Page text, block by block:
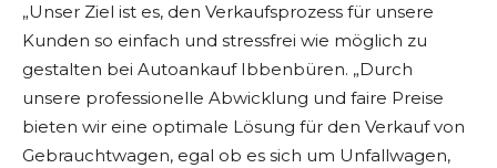
„Unser Ziel ist es, den Verkaufsprozess für unsere
Kunden so einfach und stressfrei wie möglich zu
gestalten bei Autoankauf Ibbenbüren. „Durch
unsere professionelle Abwicklung und faire Preise
bieten wir eine optimale Lösung für den Verkauf von
Gebrauchtwagen, egal ob es sich um Unfallwagen,